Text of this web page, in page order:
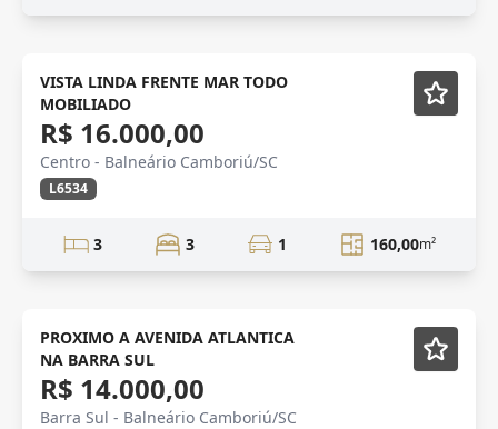
FRENTE MAR Mobiliado
VISTA LINDA FRENTE MAR TODO
MOBILIADO
R$ 16.000,00
Centro - Balneário Camboriú/SC
L6534
3 3 1 160,00m²
ANUAL Mobiliado
PROXIMO A AVENIDA ATLANTICA
NA BARRA SUL
R$ 14.000,00
Barra Sul - Balneário Camboriú/SC